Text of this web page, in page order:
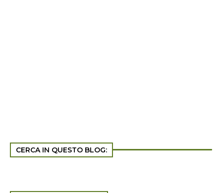
CERCA IN QUESTO BLOG: